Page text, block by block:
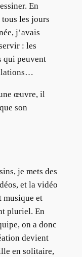
En
les jours
j’avais
: les
qui peuvent
œuvre, il
son
je mets des
et la vidéo
musique et
pluriel. En
on a donc
devient
en solitaire,